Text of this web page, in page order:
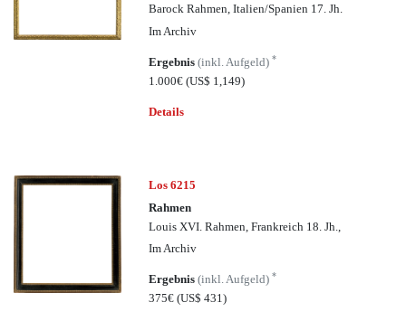
Barock Rahmen, Italien/Spanien 17. Jh.
Im Archiv
Ergebnis(inkl. Aufgeld)*
1.000€(US$ 1,149)
Details
Los 6215
Rahmen
Louis XVI. Rahmen, Frankreich 18. Jh.,
Im Archiv
Ergebnis(inkl. Aufgeld)*
375€(US$ 431)